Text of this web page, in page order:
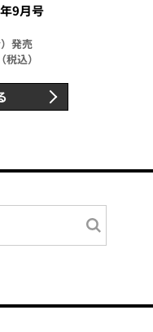
9月号
発売
込）